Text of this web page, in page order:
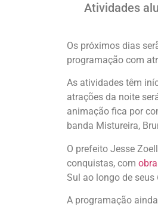
Atividades
Os próximos dias
programação com
As atividades têm
atrações da noite
animação fica por
banda Mistureira,
O prefeito Jesse
conquistas, com
Sul ao longo de seus
A programação